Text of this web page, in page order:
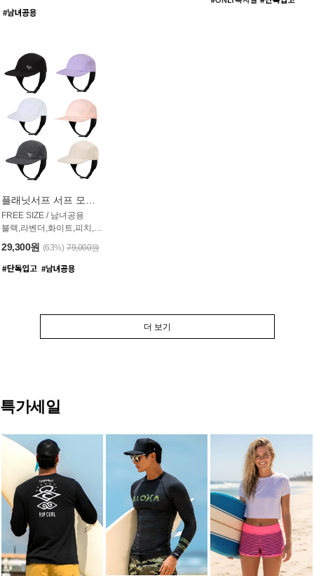
플래닛서프 서프 모자 UAC007PS
FREE SIZE / 남녀공용
블랙,라벤더,화이트,피치,그레이,오트밀 6컬러
29,300원 (63%) 79,000원
더 보기
특가세일